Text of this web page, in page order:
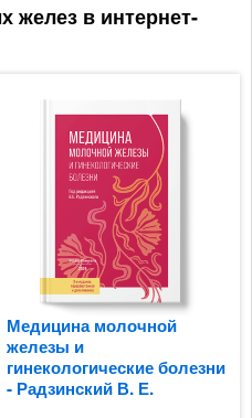
желез в интернет-
Медицина молочной
железы и
гинекологические болезни
- Радзинский В. Е.